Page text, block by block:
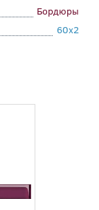
Бордюры
60x2